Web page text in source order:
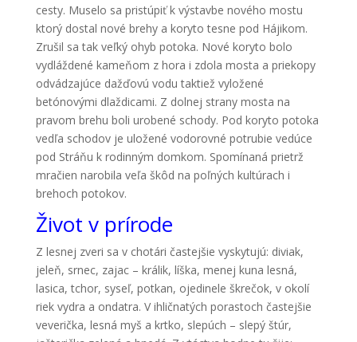
cesty. Muselo sa pristúpiť k výstavbe nového mostu
ktorý dostal nové brehy a koryto tesne pod Hájikom.
Zrušil sa tak veľký ohyb potoka. Nové koryto bolo
vydláždené kameňom z hora i zdola mosta a priekopy
odvádzajúce dažďovú vodu taktiež vyložené
betónovými dlaždicami. Z dolnej strany mosta na
pravom brehu boli urobené schody. Pod koryto potoka
vedľa schodov je uložené vodorovné potrubie vedúce
pod Stráňu k rodinným domkom. Spomínaná prietrž
mračien narobila veľa škôd na poľných kultúrach i
brehoch potokov.
Život v prírode
Z lesnej zveri sa v chotári častejšie vyskytujú: diviak,
jeleň, srnec, zajac – králik, líška, menej kuna lesná,
lasica, tchor, syseľ, potkan, ojedinele škrečok, v okolí
riek vydra a ondatra. V ihličnatých porastoch častejšie
veverička, lesná myš a krtko, slepúch – slepý štúr,